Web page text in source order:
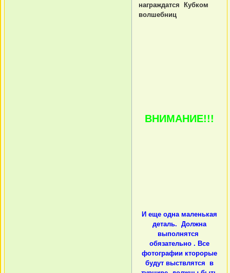
награждатся Кубком
волшебниц
ВНИМАНИЕ!!!
И еще одна маленькая
деталь. Должна
выполнятся
обязательно . Все
фотографии кторорые
будут выствлятся в